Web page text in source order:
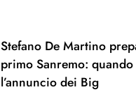
Stefano De Martino
primo Sanremo: quando
l’annuncio dei Big